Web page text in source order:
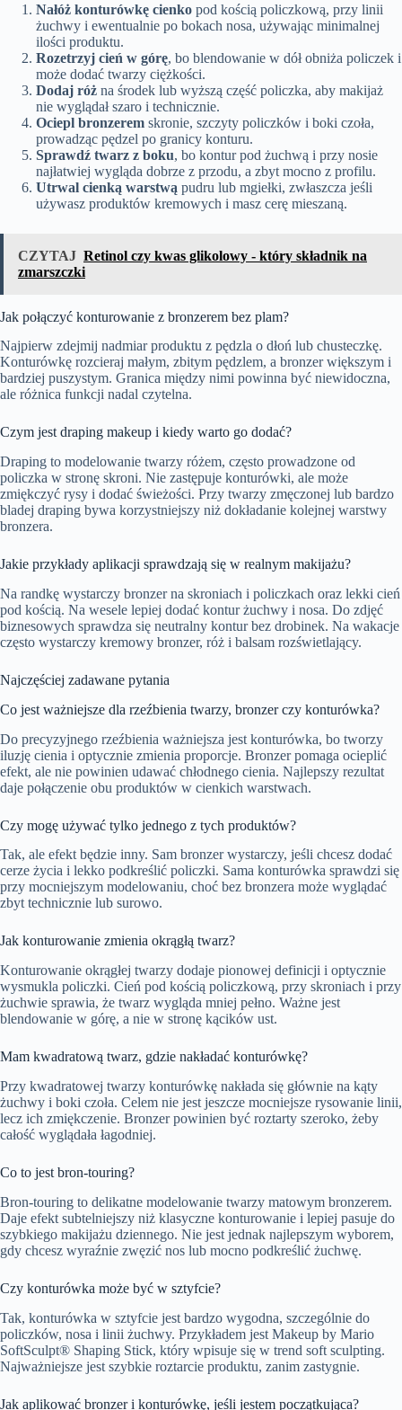
Nałóż konturówkę cienko pod kością policzkową, przy linii
żuchwy i ewentualnie po bokach nosa, używając minimalnej
ilości produktu.
Rozetrzyj cień w górę, bo blendowanie w dół obniża policzek i
może dodać twarzy ciężkości.
Dodaj róż na środek lub wyższą część policzka, aby makijaż
nie wyglądał szaro i technicznie.
Ociepl bronzerem skronie, szczyty policzków i boki czoła,
prowadząc pędzel po granicy konturu.
Sprawdź twarz z boku, bo kontur pod żuchwą i przy nosie
najłatwiej wygląda dobrze z przodu, a zbyt mocno z profilu.
Utrwal cienką warstwą pudru lub mgiełki, zwłaszcza jeśli
używasz produktów kremowych i masz cerę mieszaną.
CZYTAJ Retinol czy kwas glikolowy - który składnik na
zmarszczki
Jak połączyć konturowanie z bronzerem bez plam?
Najpierw zdejmij nadmiar produktu z pędzla o dłoń lub chusteczkę.
Konturówkę rozcieraj małym, zbitym pędzlem, a bronzer większym i
bardziej puszystym. Granica między nimi powinna być niewidoczna,
ale różnica funkcji nadal czytelna.
Czym jest draping makeup i kiedy warto go dodać?
Draping to modelowanie twarzy różem, często prowadzone od
policzka w stronę skroni. Nie zastępuje konturówki, ale może
zmiękczyć rysy i dodać świeżości. Przy twarzy zmęczonej lub bardzo
bladej draping bywa korzystniejszy niż dokładanie kolejnej warstwy
bronzera.
Jakie przykłady aplikacji sprawdzają się w realnym makijażu?
Na randkę wystarczy bronzer na skroniach i policzkach oraz lekki cień
pod kością. Na wesele lepiej dodać kontur żuchwy i nosa. Do zdjęć
biznesowych sprawdza się neutralny kontur bez drobinek. Na wakacje
często wystarczy kremowy bronzer, róż i balsam rozświetlający.
Najczęściej zadawane pytania
Co jest ważniejsze dla rzeźbienia twarzy, bronzer czy konturówka?
Do precyzyjnego rzeźbienia ważniejsza jest konturówka, bo tworzy
iluzję cienia i optycznie zmienia proporcje. Bronzer pomaga ocieplić
efekt, ale nie powinien udawać chłodnego cienia. Najlepszy rezultat
daje połączenie obu produktów w cienkich warstwach.
Czy mogę używać tylko jednego z tych produktów?
Tak, ale efekt będzie inny. Sam bronzer wystarczy, jeśli chcesz dodać
cerze życia i lekko podkreślić policzki. Sama konturówka sprawdzi się
przy mocniejszym modelowaniu, choć bez bronzera może wyglądać
zbyt technicznie lub surowo.
Jak konturowanie zmienia okrągłą twarz?
Konturowanie okrągłej twarzy dodaje pionowej definicji i optycznie
wysmukla policzki. Cień pod kością policzkową, przy skroniach i przy
żuchwie sprawia, że twarz wygląda mniej pełno. Ważne jest
blendowanie w górę, a nie w stronę kącików ust.
Mam kwadratową twarz, gdzie nakładać konturówkę?
Przy kwadratowej twarzy konturówkę nakłada się głównie na kąty
żuchwy i boki czoła. Celem nie jest jeszcze mocniejsze rysowanie linii,
lecz ich zmiękczenie. Bronzer powinien być roztarty szeroko, żeby
całość wyglądała łagodniej.
Co to jest bron-touring?
Bron-touring to delikatne modelowanie twarzy matowym bronzerem.
Daje efekt subtelniejszy niż klasyczne konturowanie i lepiej pasuje do
szybkiego makijażu dziennego. Nie jest jednak najlepszym wyborem,
gdy chcesz wyraźnie zwęzić nos lub mocno podkreślić żuchwę.
Czy konturówka może być w sztyfcie?
Tak, konturówka w sztyfcie jest bardzo wygodna, szczególnie do
policzków, nosa i linii żuchwy. Przykładem jest Makeup by Mario
SoftSculpt® Shaping Stick, który wpisuje się w trend soft sculpting.
Najważniejsze jest szybkie roztarcie produktu, zanim zastygnie.
Jak aplikować bronzer i konturówkę, jeśli jestem początkująca?